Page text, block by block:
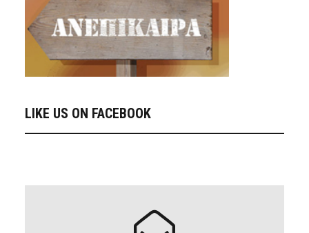
LIKE US ON FACEBOOK